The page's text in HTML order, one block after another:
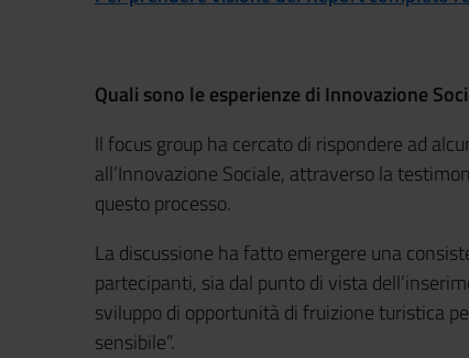
Quali sono le esperienze di Innovazione
Il focus group ha cercato di rispondere ad
all’Innovazione Sociale, attraverso la
questo processo.
La discussione ha fatto emergere una
partecipanti, sia dal punto di vista
sviluppo di opportunità di fruizione turistica
sensibile”.